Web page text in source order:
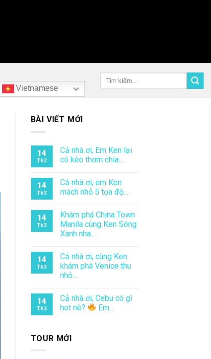
Vietnamese
Tìm
BÀI VIẾT MỚI
14
Th3
Cả nhà ơi, Em Ken lại
có kèo thơm chia…
14
Th3
Cả nhà ơi, em Ken
mách nhỏ 5 tọa độ…
14
Th3
Khám phá China Town
Manila cùng Ken Sóng
Xanh nha…
14
Th3
Cả nhà ơi, cùng Ken
khám phá Venice thu
nhỏ…
14
Th3
Cả nhà ơi, Cebu có gì
hot nè?
Em…
TOUR MỚI